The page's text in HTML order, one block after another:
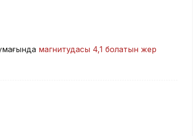
магнитудасы 4,1 болатын жер